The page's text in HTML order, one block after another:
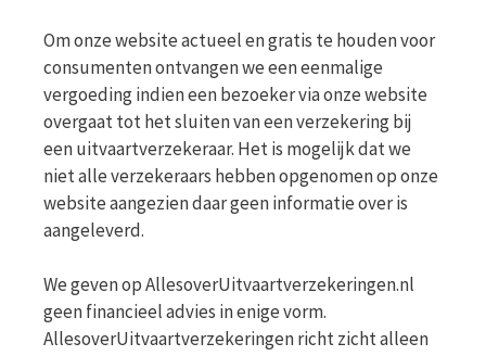
Om onze website actueel en gratis te houden voor
consumenten ontvangen we een eenmalige
vergoeding indien een bezoeker via onze website
overgaat tot het sluiten van een verzekering bij
een uitvaartverzekeraar. Het is mogelijk dat we
niet alle verzekeraars hebben opgenomen op onze
website aangezien daar geen informatie over is
aangeleverd.
We geven op AllesoverUitvaartverzekeringen.nl
geen financieel advies in enige vorm.
AllesoverUitvaartverzekeringen richt zicht alleen